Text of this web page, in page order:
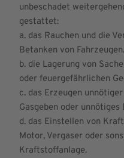
unbeschadet
gestattet:
a. das Rauchen und die
Betanken von Fahrzeugen.
b. die Lagerung von
oder feuergefährlichen
c. das Erzeugen
Gasgeben oder
d. das Einstellen von
Motor, Vergaser oder
Kraftstoffanlage.